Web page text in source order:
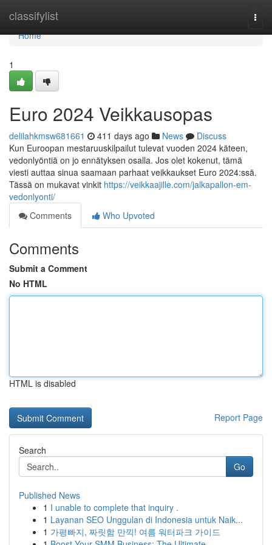
classifylist
Home
Home
1
Euro 2024 Veikkausopas
delilahkmsw681661 411 days ago News
Discuss
Kun Euroopan mestaruuskilpailut tulevat vuoden 2024 käteen,
vedonlyöntiä on jo ennätyksen osalla. Jos olet kokenut, tämä
viesti auttaa sinua saamaan parhaat veikkaukset Euro 2024:ssä.
Tässä on mukavat vinkit https://veikkaajille.com/jalkapallon-em-
vedonlyonti/
Comments
Who Upvoted
Comments
Submit a Comment
No HTML
HTML is disabled
Report Page
Search
Go
Published News
1 I unable to complete that inquiry .
1 Layanan SEO Unggulan di Indonesia untuk Naik...
1 가평빠지, 짜릿함 만끽! 여름 워터파크 가이드